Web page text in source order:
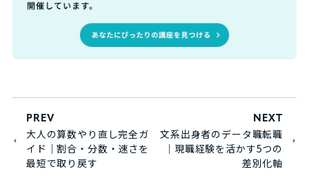
PREV
大人の算数やり直し完全ガ
イド｜割合・分数・速さを
最短で取り戻す
NEXT
文系出身者のデータ職転職
｜現職経験を活かす5つの
差別化軸